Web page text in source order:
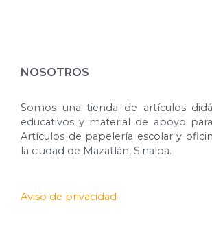
NOSOTROS
Somos una tienda de artículos
educativos y material de apoyo
Artículos de papelería escolar y
la ciudad de Mazatlán, Sinaloa.
Aviso de privacidad